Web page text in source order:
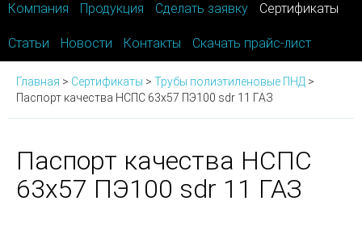
Компания Продукция Сделать заявку Сертификаты
Статьи Новости Контакты Скачать прайс-лист
Главная > Сертификаты > Трубы полиэтиленовые ПНД >
Паспорт качества НСПС 63х57 ПЭ100 sdr 11 ГАЗ
Паспорт качества НСПС
63х57 ПЭ100 sdr 11 ГАЗ